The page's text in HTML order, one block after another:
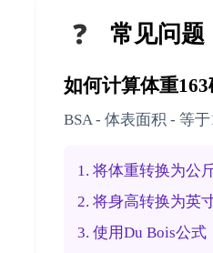
❓ 常见问题
如何计算体重
BSA - 体表面积 - 等于
1. 将体重转换为公
2. 将身高转换为英
3. 使用Du Bois公式